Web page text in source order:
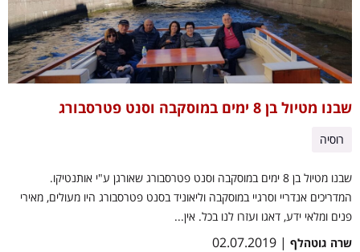
שבנו מטיול בן 8 ימים במוסקבה וסנט פטרסבורג
רוסיה
שבנו מטיול בן 8 ימים במוסקבה וסנט פטרסבורג שאורגן ע"י אותנטיקו.
המדריכים אנדריי וסרגיי במוסקבה וליאוניד בסנט פטרסבורג היו מעולים, מאירי
פנים ומלאי ידע, דאגו ועזרו לנו בכל. אין...
שרה גוטהלף | 02.07.2019